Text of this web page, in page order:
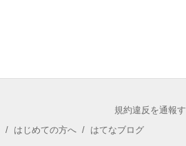
規約違反を通報
/ はじめての方へ / はてなブログ